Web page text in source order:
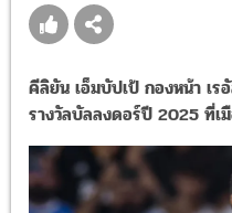
คีลิยัน เอ็มบัปเป้ กองหน้า เร
รางวัลบัลลงดอร์ปี 2025 ที่เ